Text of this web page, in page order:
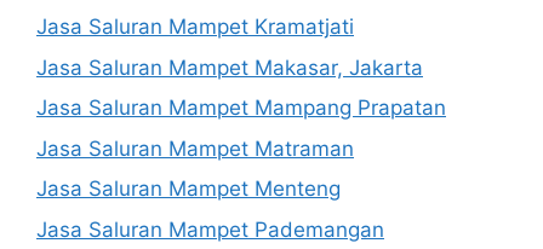
Jasa Saluran Mampet Kramatjati
Jasa Saluran Mampet Makasar, Jakarta
Jasa Saluran Mampet Mampang Prapatan
Jasa Saluran Mampet Matraman
Jasa Saluran Mampet Menteng
Jasa Saluran Mampet Pademangan